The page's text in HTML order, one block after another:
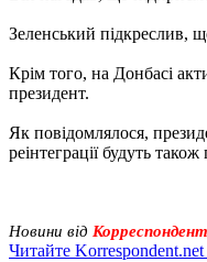
Зеленський підкреслив,
Крім того, на Донбасі
президент.
Як повідомлялося,
реінтеграції будуть
Новини від
Читайте